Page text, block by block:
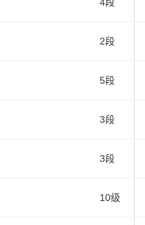
2段
5段
3段
3段
10级